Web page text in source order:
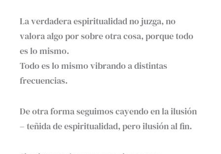
La verdadera espiritualidad no juzga, no
valora algo por sobre otra cosa, porque todo
es lo mismo.
Todo es lo mismo vibrando a distintas
frecuencias.
De otra forma seguimos cayendo en la ilusión
– teñida de espiritualidad, pero ilusión al fin.